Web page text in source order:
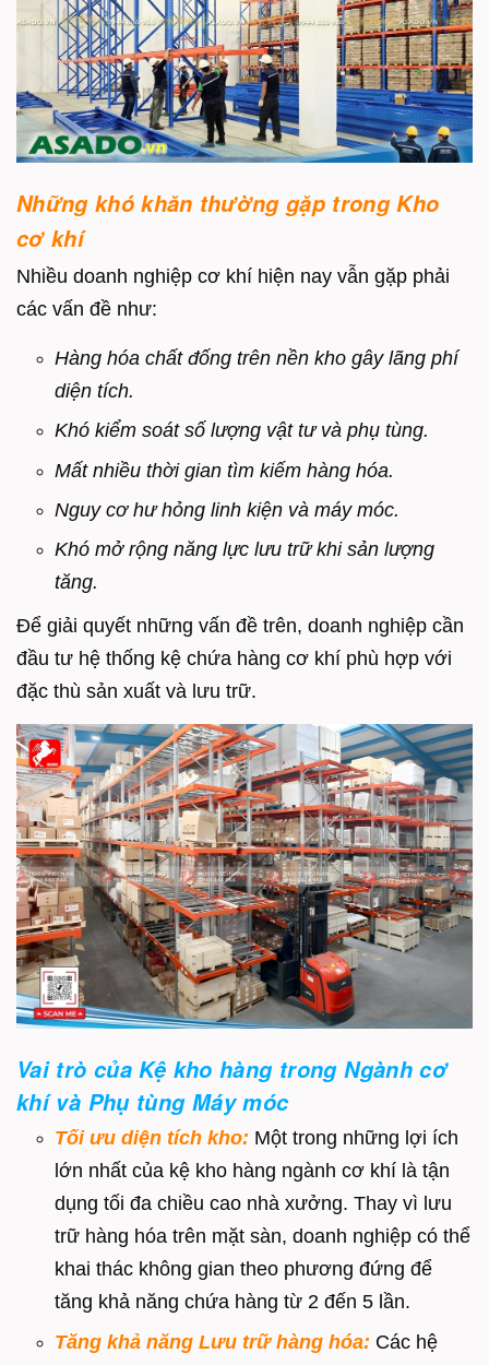
Những khó khăn thường gặp trong Kho
cơ khí
Nhiều doanh nghiệp cơ khí hiện nay vẫn gặp phải
các vấn đề như:
Hàng hóa chất đống trên nền kho gây lãng phí
diện tích.
Khó kiểm soát số lượng vật tư và phụ tùng.
Mất nhiều thời gian tìm kiếm hàng hóa.
Nguy cơ hư hỏng linh kiện và máy móc.
Khó mở rộng năng lực lưu trữ khi sản lượng
tăng.
Để giải quyết những vấn đề trên, doanh nghiệp cần
đầu tư hệ thống kệ chứa hàng cơ khí phù hợp với
đặc thù sản xuất và lưu trữ.
Vai trò của Kệ kho hàng trong Ngành cơ
khí và Phụ tùng Máy móc
Tối ưu diện tích kho: Một trong những lợi ích
lớn nhất của kệ kho hàng ngành cơ khí là tận
dụng tối đa chiều cao nhà xưởng. Thay vì lưu
trữ hàng hóa trên mặt sàn, doanh nghiệp có thể
khai thác không gian theo phương đứng để
tăng khả năng chứa hàng từ 2 đến 5 lần.
Tăng khả năng Lưu trữ hàng hóa: Các hệ